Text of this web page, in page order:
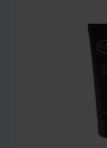
Mijn naam, e-mail
browser voor de
een reactie plaats.